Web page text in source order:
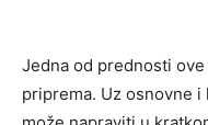
Jedna od prednosti
priprema. Uz osnovne